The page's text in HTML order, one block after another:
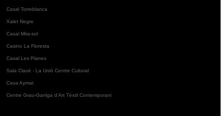
Casal Torreblanca
Xalet Negre
Casal Mira-sol
Casino La Floresta
Casal Les Planes
Sala Clavé - La Unió Centre Cultural
Casa Aymat
Centre Grau-Garriga d'Art Tèxtil Contemporani